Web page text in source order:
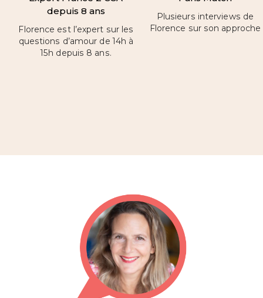
depuis 8 ans
Florence est l’expert sur les
questions d’amour de 14h à
15h depuis 8 ans.
Plusieurs interviews de
Florence sur son approche